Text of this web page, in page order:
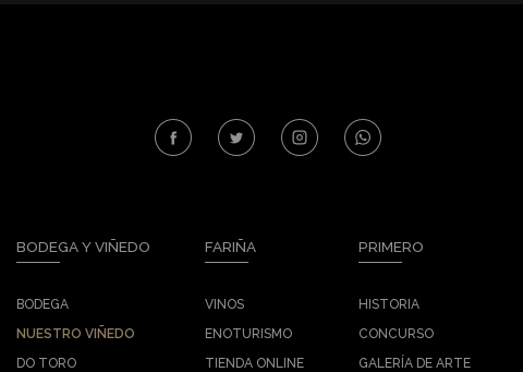
BODEGA Y VIÑEDO
BODEGA
NUESTRO VIÑEDO
DO TORO
FARIÑA
VINOS
ENOTURISMO
TIENDA ONLINE
PRIMERO
HISTORIA
CONCURSO
GALERÍA DE ARTE